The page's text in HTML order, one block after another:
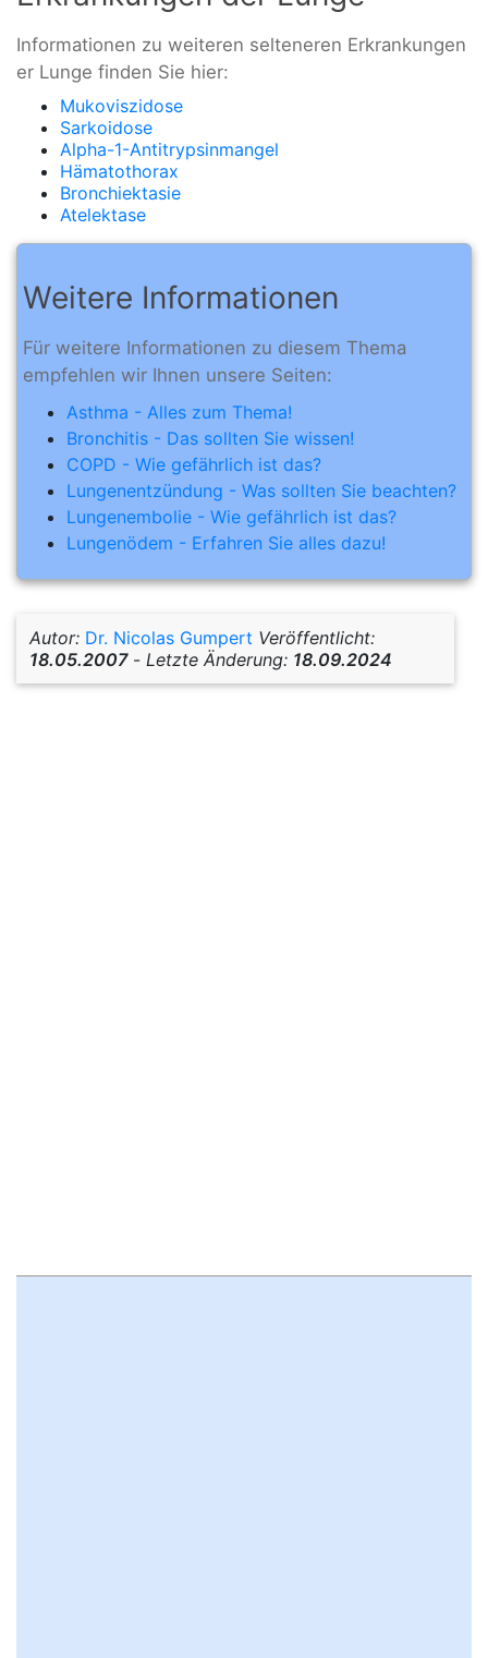
Informationen zu weiteren selteneren Erkrankungen
er Lunge finden Sie hier:
Mukoviszidose
Sarkoidose
Alpha-1-Antitrypsinmangel
Hämatothorax
Bronchiektasie
Atelektase
Weitere Informationen
Für weitere Informationen zu diesem Thema
empfehlen wir Ihnen unsere Seiten:
Asthma - Alles zum Thema!
Bronchitis - Das sollten Sie wissen!
COPD - Wie gefährlich ist das?
Lungenentzündung - Was sollten Sie beachten?
Lungenembolie - Wie gefährlich ist das?
Lungenödem - Erfahren Sie alles dazu!
Autor: Dr. Nicolas Gumpert Veröffentlicht:
18.05.2007- Letzte Änderung: 18.09.2024